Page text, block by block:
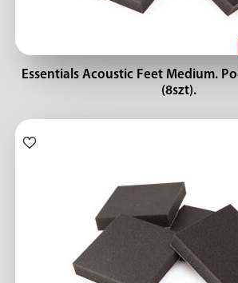
Essentials Acoustic Feet Medium.
(8szt).